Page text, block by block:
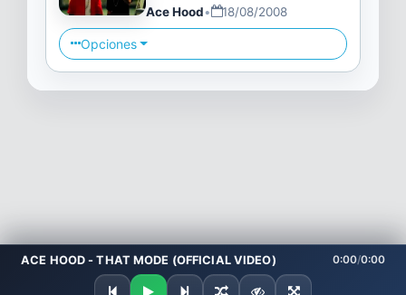
Ace Hood• 18/08/2008
Opciones
ACE HOOD - THAT MODE (OFFICIAL VIDEO)
Preparando tema
0:00/0:00